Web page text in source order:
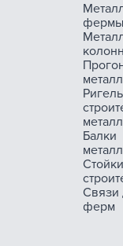
фермы
Ригель
Балки
Стойки
Связи
ферм